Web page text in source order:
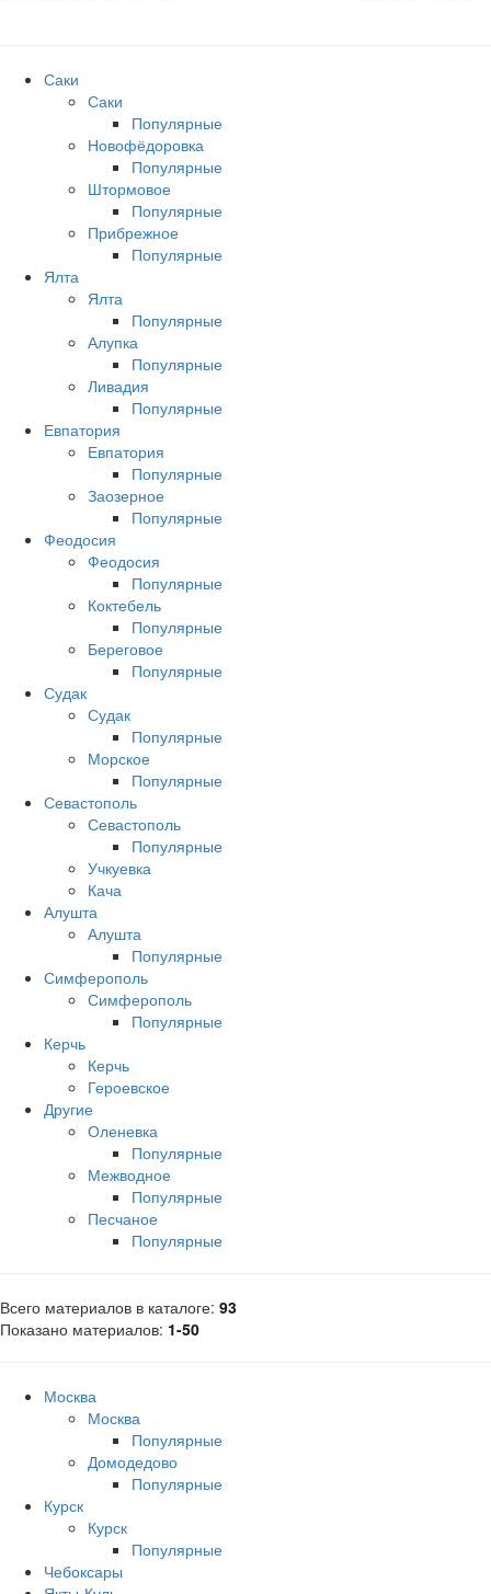
Саки
Саки
Популярные
Новофёдоровка
Популярные
Штормовое
Популярные
Прибрежное
Популярные
Ялта
Ялта
Популярные
Алупка
Популярные
Ливадия
Популярные
Евпатория
Евпатория
Популярные
Заозерное
Популярные
Феодосия
Феодосия
Популярные
Коктебель
Популярные
Береговое
Популярные
Судак
Судак
Популярные
Морское
Популярные
Севастополь
Севастополь
Популярные
Учкуевка
Кача
Алушта
Алушта
Популярные
Симферополь
Симферополь
Популярные
Керчь
Керчь
Героевское
Другие
Оленевка
Популярные
Межводное
Популярные
Песчаное
Популярные
Всего материалов в каталоге: 93
Показано материалов: 1-50
Москва
Москва
Популярные
Домодедово
Популярные
Курск
Курск
Популярные
Чебоксары